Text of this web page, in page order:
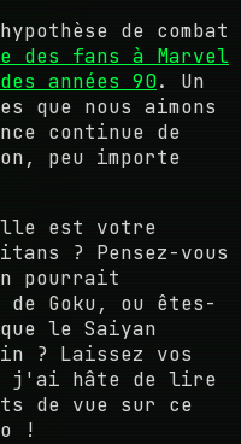
de combat
des fans à Marvel
années 90. Un
que nous aimons
continue de
peu importe
est votre
? Pensez-vous
pourrait
Goku, ou êtes-
le Saiyan
? Laissez vos
j'ai hâte de lire
de vue sur ce
!